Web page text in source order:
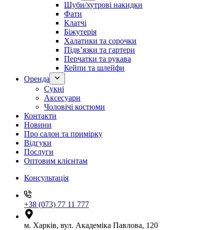
Шуби/хутрові накидки
Фати
Клатчі
Біжутерія
Халатики та сорочки
Підвʼязки та гартери
Перчатки та рукава
Кейпи та шлейфи
Оренда
Сукні
Аксесуари
Чоловічі костюми
Контакти
Новини
Про салон та примірку
Відгуки
Послуги
Оптовим клієнтам
Консультація
+38 (073) 77 11 777
м. Харків, вул. Академіка Павлова, 120